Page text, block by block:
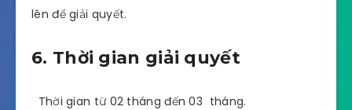
lên để giải quyết.
6. Thời gian giải quyết
Thời gian từ 02 tháng đến 03 tháng.